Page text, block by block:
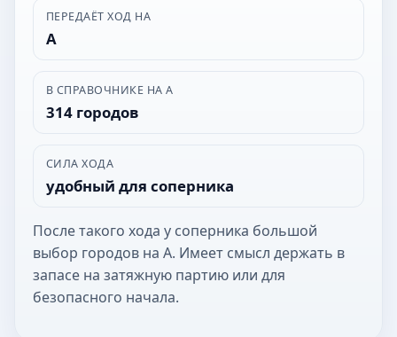
ПЕРЕДАЁТ ХОД НА
А
В СПРАВОЧНИКЕ НА А
314 городов
СИЛА ХОДА
удобный для соперника
После такого хода у соперника большой
выбор городов на А. Имеет смысл держать в
запасе на затяжную партию или для
безопасного начала.